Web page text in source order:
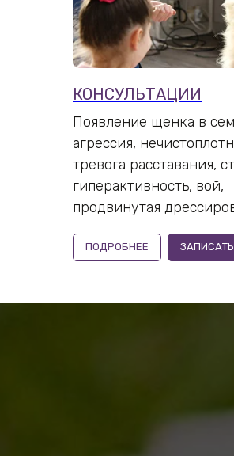
КОНСУЛЬТАЦИИ
Появление щенка в
агрессия,
тревога расставания,
гиперактивность, вой,
продвинутая
ПОДРОБНЕЕ